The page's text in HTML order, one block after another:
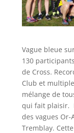
Vague bleue
130
de Cross.
Club et
mélange de
qui fait plaisir.
des vagues
Tremblay.